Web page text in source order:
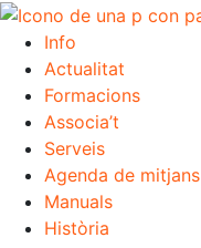
Info
Actualitat
Formacions
Associa’t
Serveis
Agenda de mitjans
Manuals
Història